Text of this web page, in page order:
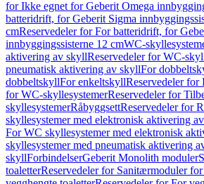
for Ikke egnet for Geberit Omega
batteridrift, for Geberit Sigma
cmReservedeler for For batteridrift, for
innbyggingssisterne 12 cmWC-
aktivering av skyllReservedeler for WC-
pneumatisk aktivering av skyllFor
dobbeltskyllFor enkeltskyllReservedeler for
for WC-skyllesystemerReservedeler for
skyllesystemerRåbyggsettReservedeler for
skyllesystemer med elektronisk aktivering
For WC skyllesystemer med elektronisk
skyllesystemer med pneumatisk aktivering
skyllForbindelserGeberit Monolith moduler
toaletterReservedeler for Sanitærmoduler for